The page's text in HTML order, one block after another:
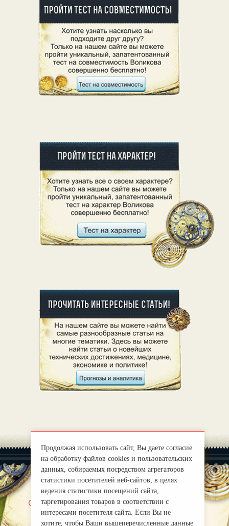
О нас |
Правила
mirprognoz@mail.ru
Продолжая использовать сайт, Вы даете согласие
на обработку файлов cookies и пользовательских
данных, собираемых посредством агрегаторов
статистики посетителей веб-сайтов, в целях
ведения статистики посещений сайта,
таргетирования товаров в соответствии с
интересами посетителя сайта. Если Вы не
хотите, чтобы Ваши вышеперечисленные данные